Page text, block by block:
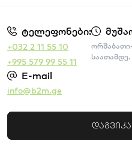
ტელეფონები:
+032 2 11 55 10
+995 579 99 55 11
საათამდე.
E-mail
info@b2m.ge